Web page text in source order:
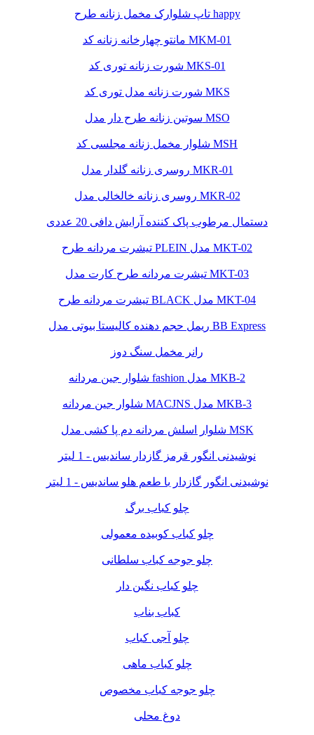
تاپ شلوارک مخمل زنانه طرح happy
مانتو چهارخانه زنانه کد MKM-01
شورت زنانه توری کد MKS-01
شورت زنانه مدل توری کد MKS
سوتین زنانه طرح دار مدل MSO
شلوار مخمل زنانه مجلسی کد MSH
روسری زنانه گلدار مدل MKR-01
روسری زنانه خالخالی مدل MKR-02
دستمال مرطوب پاک کننده آرایش دافی 20 عددی
تیشرت مردانه طرح PLEIN مدل MKT-02
تیشرت مردانه طرح کارت مدل MKT-03
تیشرت مردانه طرح BLACK مدل MKT-04
ریمل حجم دهنده کالیستا بیوتی مدل BB Express
رانر مخمل سنگ دوز
شلوار جین مردانه fashion مدل MKB-2
شلوار جین مردانه MACJNS مدل MKB-3
شلوار اسلش مردانه دم پا کشی مدل MSK
نوشیدنی انگور قرمز گازدار ساندیس - 1 لیتر
نوشیدنی انگور گازدار با طعم هلو ساندیس - 1 لیتر
چلو کباب برگ
چلو کباب کوبیده معمولی
چلو جوجه کباب سلطانی
چلو کباب نگین دار
کباب بناب
چلو آجی کباب
چلو کباب ماهی
چلو جوجه کباب مخصوص
دوغ محلی